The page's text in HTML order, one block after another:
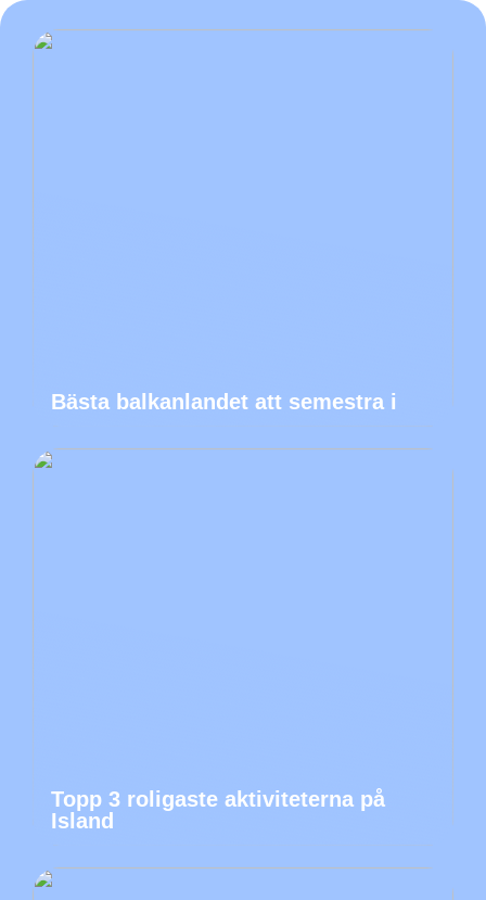
Bästa balkanlandet att semestra i
Topp 3 roligaste aktiviteterna på
Island